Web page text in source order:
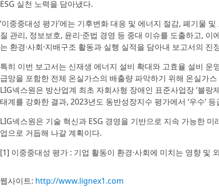
ESG 실천 노력을 담아냈다.
‘이중중대성 평가’에는 기후변화 대응 및 에너지 절감, 폐기물
질 관리, 정보보호, 윤리·준법 경영 등 중대 이슈를 도출하고, 이
는 환경·사회·지배구조 활동과 실행 실적을 담아내 보고서의 진
특히 이번 보고서는 신재생 에너지 설비 확대와 고효율 설비
급망을 포함한 전체 온실가스의 배출량 파악하기 위해 온실가
LIG넥스원은 방산업계 최초 자회사형 장애인 표준사업장 ‘블
태계를 강화한 결과, 2023년도 동반성장지수 평가에서 ‘우수’
LIG넥스원은 기술 혁신과 ESG 경영을 기반으로 지속 가능한
업으로 거듭해 나갈 계획이다.
[1] 이중중대성 평가 : 기업 활동이 환경·사회에 미치는 영향 및
웹사이트: http://www.lignex1.com